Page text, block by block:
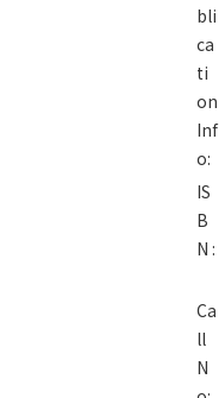
bli
ca
ti
on
Inf
o:
IS
B
N :
Ca
ll
N